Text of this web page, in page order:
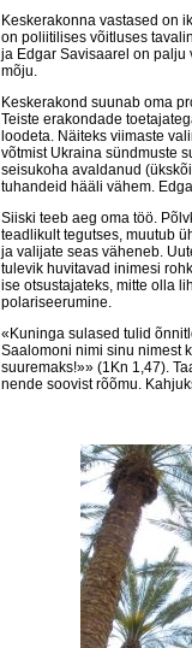
Keskerakonna vastased on
on poliitilises võitluses
ja Edgar Savisaarel on palju
mõju.
Keskerakond suunab oma
Teiste erakondade
loodeta. Näiteks viimaste
võtmist Ukraina sündmuste
seisukoha avaldanud
tuhandeid hääli vähem.
Siiski teeb aeg oma töö.
teadlikult tegutses, muutub
ja valijate seas väheneb.
tulevik huvitavad inimesi
ise otsustajateks, mitte olla
polariseerumine.
«Kuninga sulased tulid
Saalomoni nimi sinu nimest
suuremaks!»» (1Kn 1,47).
nende soovist rõõmu.